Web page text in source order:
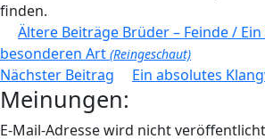
finden.
Beitragsnavigation
Ältere Beiträge Brüder – Feinde /
besonderen Art (Reingeschaut)
Nächster Beitrag Ein absolutes
Meinungen:
E-Mail-Adresse wird nicht veröffentlicht